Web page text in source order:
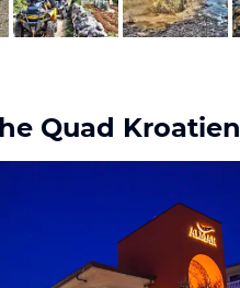
Quad Kroatien